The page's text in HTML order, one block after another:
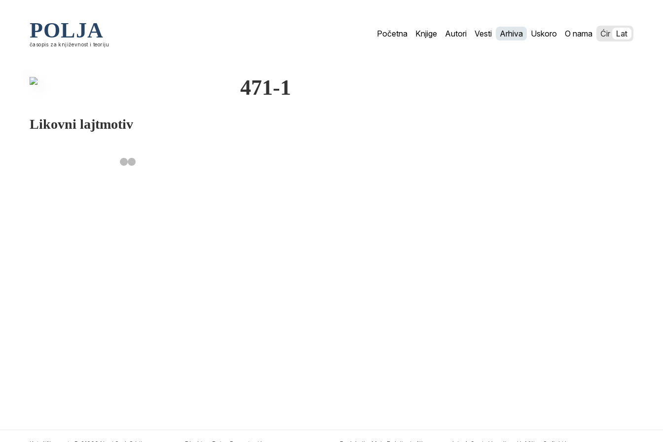
POLJA
časopis za književnost i teoriju
Početna Knjige Autori Vesti Arhiva Uskoro O nama Ćir Lat
Likovni lajtmotiv
471-1